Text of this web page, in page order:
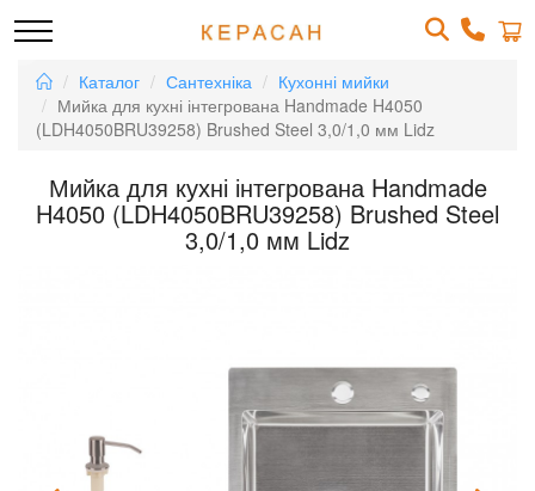
Каталог Сантехніка
Кухонні мийки
Мийка для кухні інтегрована Handmade H4050
(LDH4050BRU39258) Brushed Steel 3,0/1,0 мм Lidz
Мийка для кухні інтегрована Handmade
H4050 (LDH4050BRU39258) Brushed Steel
3,0/1,0 мм Lidz